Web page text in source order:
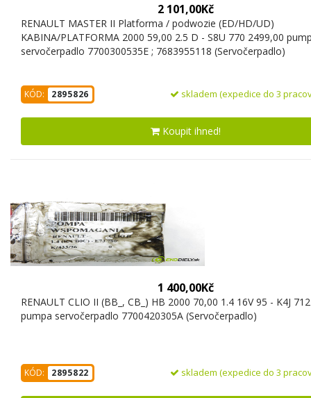
2 101,00Kč
RENAULT MASTER II Platforma / podwozie (ED/HD/UD)
KABINA/PLATFORMA 2000 59,00 2.5 D - S8U 770 2499,00
servočerpadlo 7700300535E ; 7683955118 (Servočerpadlo)
KÓD: 2895826 skladem (expedice do 3
Koupit ihned!
1 400,00Kč
RENAULT CLIO II (BB_, CB_) HB 2000 70,00 1.4 16V 95 - K4J
pumpa servočerpadlo 7700420305A (Servočerpadlo)
KÓD: 2895822 skladem (expedice do 3